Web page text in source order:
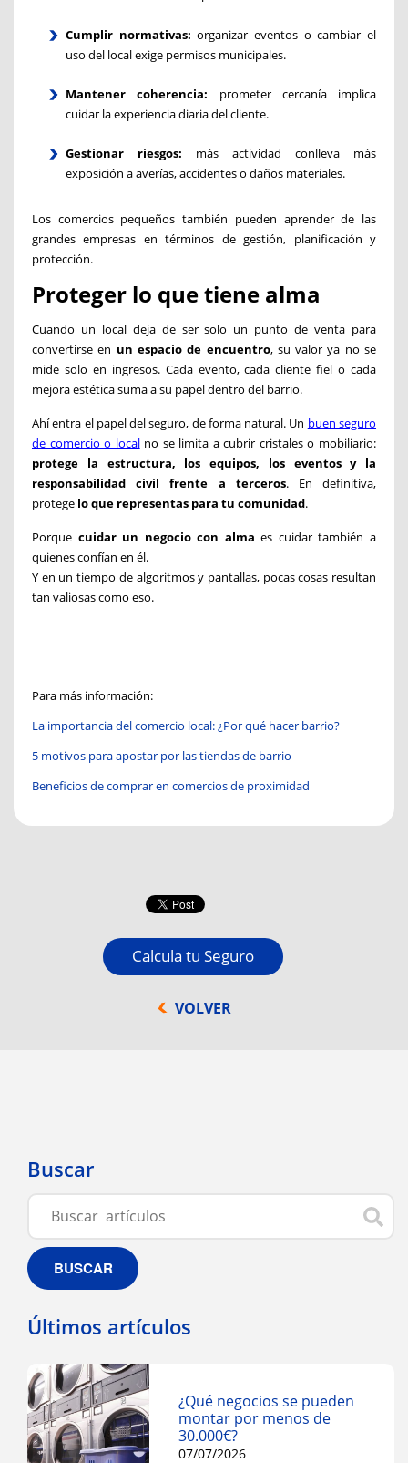
Cumplir normativas: organizar eventos o cambiar el
uso del local exige permisos municipales.
Mantener coherencia: prometer cercanía implica
cuidar la experiencia diaria del cliente.
Gestionar riesgos: más actividad conlleva más
exposición a averías, accidentes o daños materiales.
Los comercios pequeños también pueden aprender de las
grandes empresas en términos de gestión, planificación y
protección.
Proteger lo que tiene alma
Cuando un local deja de ser solo un punto de venta para
convertirse en un espacio de encuentro, su valor ya no se
mide solo en ingresos. Cada evento, cada cliente fiel o cada
mejora estética suma a su papel dentro del barrio.
Ahí entra el papel del seguro, de forma natural. Un buen seguro
de comercio o localno se limita a cubrir cristales o mobiliario:
protege la estructura, los equipos, los eventos y la
responsabilidad civil frente a terceros. En definitiva,
protege lo que representas para tu comunidad.
Porque cuidar un negocio con alma es cuidar también a
quienes confían en él.
Y en un tiempo de algoritmos y pantallas, pocas cosas resultan
tan valiosas como eso.
Para más información:
La importancia del comercio local: ¿Por qué hacer barrio?
5 motivos para apostar por las tiendas de barrio
Beneficios de comprar en comercios de proximidad
Calcula tu Seguro
VOLVER
Buscar
BUSCAR
Últimos artículos
¿Qué negocios se pueden
montar por menos de
30.000€?
07/07/2026